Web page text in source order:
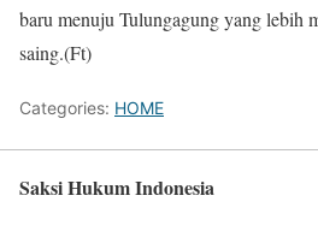
baru menuju Tulungagung yang lebih
saing.(Ft)
Categories: HOME
Saksi Hukum Indonesia